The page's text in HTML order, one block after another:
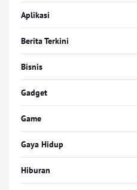
Aplikasi
Berita Terkini
Bisnis
Gadget
Game
Gaya Hidup
Hiburan